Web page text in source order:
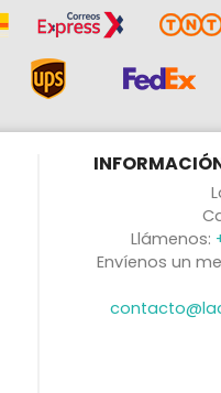
Llámenos:
Envíenos un